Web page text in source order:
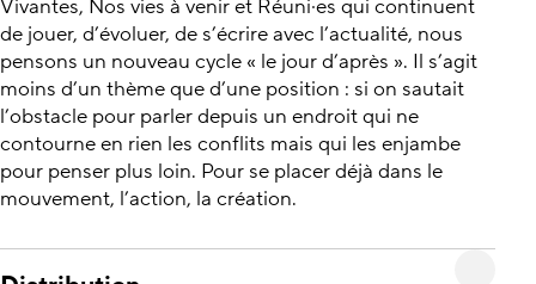
Vivantes, Nos vies à venir et Réuni·es qui continuent
de jouer, d’évoluer, de s’écrire avec l’actualité, nous
pensons un nouveau cycle « le jour d’après ». Il s’agit
moins d’un thème que d’une position : si on sautait
l’obstacle pour parler depuis un endroit qui ne
contourne en rien les conflits mais qui les enjambe
pour penser plus loin. Pour se placer déjà dans le
mouvement, l’action, la création.